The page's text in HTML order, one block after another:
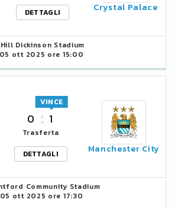
DETTAGLI
Crystal Palace
Hill Dickinson Stadium
05 ott 2025 ore 15:00
0 1
VINCE
Trasferta
DETTAGLI
Manchester City
Community Stadium
05 ott 2025 ore 17:30